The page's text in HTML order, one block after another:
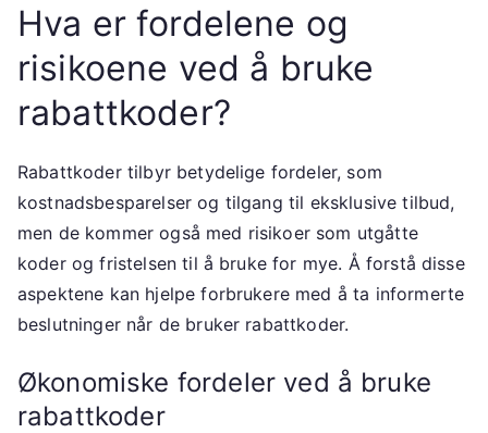
Hva er fordelene og
risikoene ved å bruke
rabattkoder?
Rabattkoder tilbyr betydelige fordeler, som
kostnadsbesparelser og tilgang til eksklusive tilbud,
men de kommer også med risikoer som utgåtte
koder og fristelsen til å bruke for mye. Å forstå disse
aspektene kan hjelpe forbrukere med å ta informerte
beslutninger når de bruker rabattkoder.
Økonomiske fordeler ved å bruke
rabattkoder